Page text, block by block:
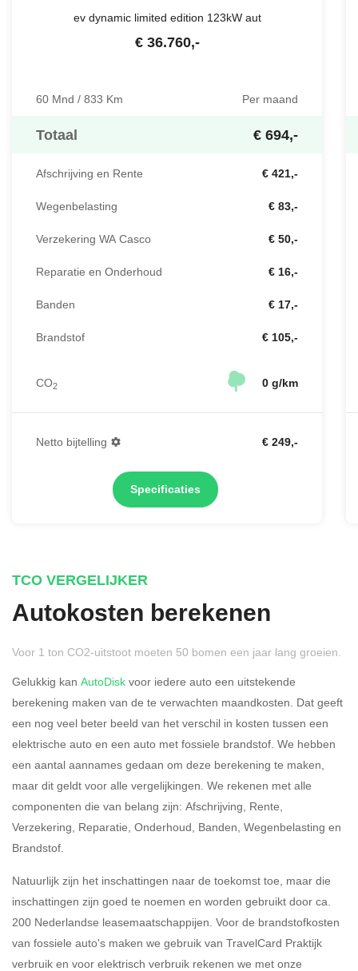
ev dynamic limited edition 123kW aut
€ 36.760,-
60 Mnd / 833 Km Per maand
Totaal € 694,-
Afschrijving en Rente € 421,-
Wegenbelasting € 83,-
Verzekering WA Casco € 50,-
Reparatie en Onderhoud € 16,-
Banden € 17,-
Brandstof € 105,-
CO2 0 g/km
Netto bijtelling € 249,-
Specificaties
Rijdt u meer dan 500
kilometer privé?
Ja Nee
Belastingspercentage
37,07% (Belastbaar tot €
69.399,- )
Eigen bijdrage
TCO VERGELIJKER
Autokosten berekenen
Voor 1 ton CO2-uitstoot moeten 50 bomen een jaar lang groeien.
Gelukkig kan AutoDisk voor iedere auto een uitstekende
berekening maken van de te verwachten maandkosten. Dat geeft
een nog veel beter beeld van het verschil in kosten tussen een
elektrische auto en een auto met fossiele brandstof. We hebben
een aantal aannames gedaan om deze berekening te maken,
maar dit geldt voor alle vergelijkingen. We rekenen met alle
componenten die van belang zijn: Afschrijving, Rente,
Verzekering, Reparatie, Onderhoud, Banden, Wegenbelasting en
Brandstof.
Natuurlijk zijn het inschattingen naar de toekomst toe, maar die
inschattingen zijn goed te noemen en worden gebruikt door ca.
200 Nederlandse leasemaatschappijen. Voor de brandstofkosten
van fossiele auto's maken we gebruik van TravelCard Praktijk
verbruik en voor elektrisch verbruik rekenen we met onze